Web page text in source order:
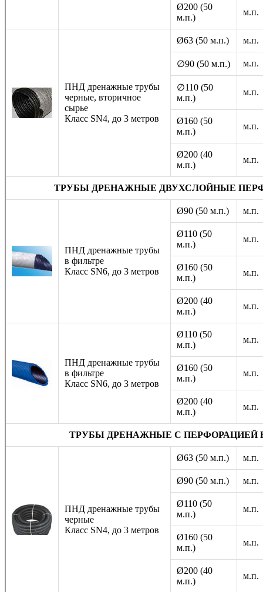
Ø200 (50
м.п.)
м.п.
ПНД дренажные трубы
черные, вторичное
сырье
Класс SN4, до 3 метров
Ø63 (50 м.п.) м.п.
∅90 (50 м.п.) м.п.
∅110 (50
м.п.)
м.п.
Ø160 (50
м.п.)
м.п.
Ø200 (40
м.п.)
м.п.
ТРУБЫ ДРЕНАЖНЫЕ ДВУХСЛОЙНЫЕ
ПНД дренажные трубы
в фильтре
Класс SN6, до 3 метров
Ø90 (50 м.п.) м.п.
Ø110 (50
м.п.)
м.п.
Ø160 (50
м.п.)
м.п.
Ø200 (40
м.п.)
м.п.
ПНД дренажные трубы
в фильтре
Класс SN6, до 3 метров
Ø110 (50
м.п.)
м.п.
Ø160 (50
м.п.)
м.п.
Ø200 (40
м.п.)
м.п.
ТРУБЫ ДРЕНАЖНЫЕ С ПЕРФОРАЦИЕЙ
ПНД дренажные трубы
черные
Класс SN4, до 3 метров
Ø63 (50 м.п.) м.п.
Ø90 (50 м.п.) м.п.
Ø110 (50
м.п.)
м.п.
Ø160 (50
м.п.)
м.п.
Ø200 (40
м.п.)
м.п.